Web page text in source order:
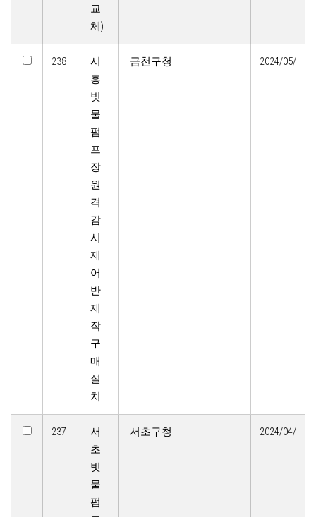
교
체)
238
시
흥
빗
물
펌
프
장
원
격
감
시
제
어
반
제
작
구
매
설
치
금천구청 2024/05/
237
서
초
빗
물
펌
서초구청 2024/04/